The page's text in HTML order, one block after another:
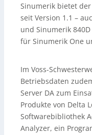
Sinumerik bietet der
seit Version 1.1 –
und Sinumerik
für Sinumerik One
Im Voss-
Betriebsdaten
Server DA zum
Produkte von Delta
Softwarebibliothek
Analyzer, ein